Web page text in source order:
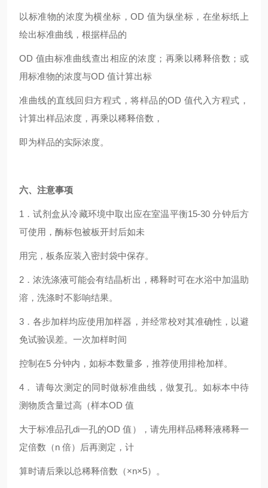
以标准物的浓度为横坐标，OD 值为纵坐标，在坐标纸上
绘出标准曲线，根据样品的
OD 值由标准曲线查出相应的浓度；再乘以稀释倍数；或
用标准物的浓度与OD 值计算出标
准曲线的直线回归方程式，将样品的OD 值代入方程式，
计算出样品浓度，再乘以稀释倍数，
即为样品的实际浓度。
六、注意事项
1．试剂盒从冷藏环境中取出应在室温平衡15-30 分钟后方
可使用，酶标包被板开封后如未
用完，板条应装入密封袋中保存。
2．浓洗涤液可能会有结晶析出，稀释时可在水浴中加温助
溶，洗涤时不影响结果。
3．各步加样均应使用加样器，并经常校对其准确性，以避
免试验误差。一次加样时间
控制在5 分钟内，如标本数量多，推荐使用排枪加样。
4． 请每次测定的同时做标准曲线，做复孔。如标本中待
测物质含量过高（样本OD 值
大于标准品孔di一孔的OD 值），请先用样品稀释液稀释一
定倍数（n 倍）后再测定，计
算时请后乘以总稀释倍数（×n×5）。